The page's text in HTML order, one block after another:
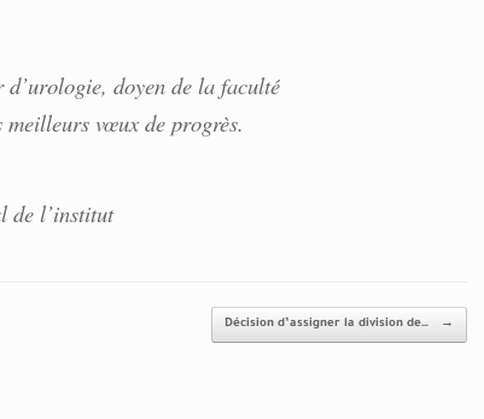
doyen de la faculté
meilleurs vœux de progrès.
de l’institut
Décision d’assigner la division de… →